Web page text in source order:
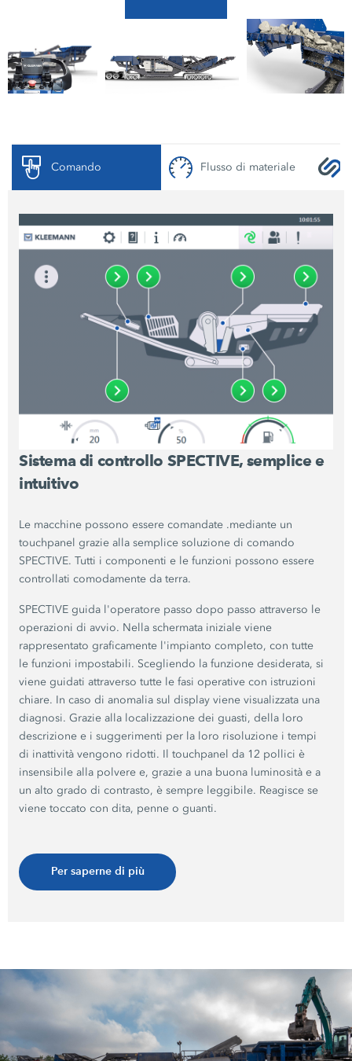
Sistema di controllo SPECTIVE, semplice e
intuitivo
Le macchine possono essere comandate .mediante un
touchpanel grazie alla semplice soluzione di comando
SPECTIVE. Tutti i componenti e le funzioni possono essere
controllati comodamente da terra.
SPECTIVE guida l'operatore passo dopo passo attraverso le
operazioni di avvio. Nella schermata iniziale viene
rappresentato graficamente l'impianto completo, con tutte
le funzioni impostabili. Scegliendo la funzione desiderata, si
viene guidati attraverso tutte le fasi operative con istruzioni
chiare. In caso di anomalia sul display viene visualizzata una
diagnosi. Grazie alla localizzazione dei guasti, della loro
descrizione e i suggerimenti per la loro risoluzione i tempi
di inattività vengono ridotti. Il touchpanel da 12 pollici è
insensibile alla polvere e, grazie a una buona luminosità e a
un alto grado di contrasto, è sempre leggibile. Reagisce se
viene toccato con dita, penne o guanti.
Per saperne di più
Comando Flusso di materiale